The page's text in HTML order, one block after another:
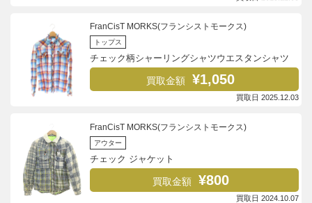
FranCisT MORKS(フランシストモークス)
トップス
チェック柄シャーリングシャツウエスタンシャツ
買取金額 ¥1,050
買取日 2025.12.03
FranCisT MORKS(フランシストモークス)
アウター
チェック ジャケット
買取金額 ¥800
買取日 2024.10.07